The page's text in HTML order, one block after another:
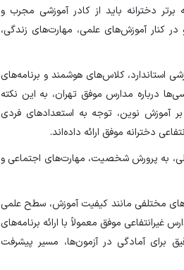
دخترانه باید از کادر آموزشی مجرب و
کنار آموزش‌های علمی، مهارت‌های زندگی،
استاندارد، کلاس‌های هوشمند و برنامه‌های
درباره مدارس موفق تهران، به این نکته
بر آموزش نوین، توجه به استعدادهای فردی
دخترانه موفق ارائه داده‌اند.
به پرورش شخصیت، مهارت‌های اجتماعی و
مختلفی مانند کیفیت آموزش، سطح علمی
موفق معمولاً با ارائه برنامه‌های
برای آمادگی در آزمون‌ها، مسیر پیشرفت